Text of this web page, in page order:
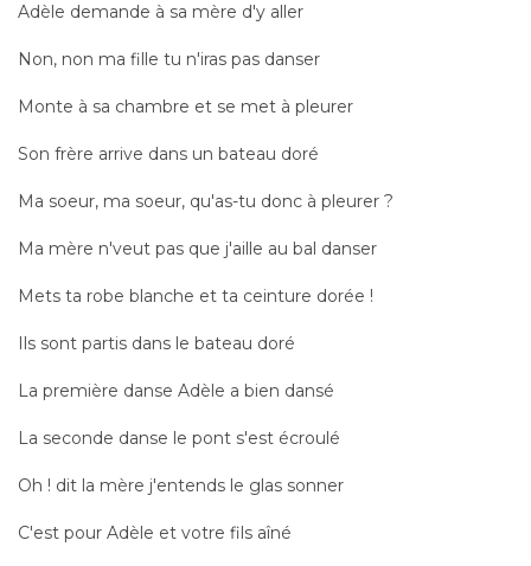
Adèle demande à sa mère d'y aller
Non, non ma fille tu n'iras pas danser
Monte à sa chambre et se met à pleurer
Son frère arrive dans un bateau doré
Ma soeur, ma soeur, qu'as-tu donc à pleurer ?
Ma mère n'veut pas que j'aille au bal danser
Mets ta robe blanche et ta ceinture dorée !
Ils sont partis dans le bateau doré
La première danse Adèle a bien dansé
La seconde danse le pont s'est écroulé
Oh ! dit la mère j'entends le glas sonner
C'est pour Adèle et votre fils aîné